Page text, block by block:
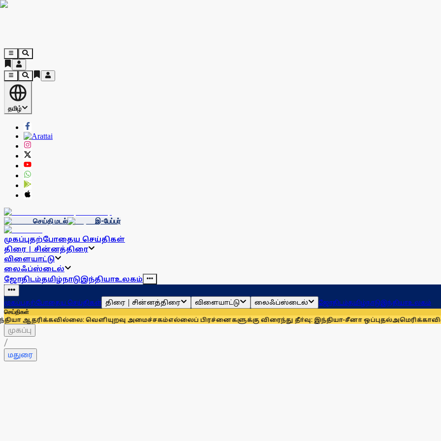
தமிழ்
செய்தி மடல் இ-பேப்பர்
முகப்புதற்போதைய செய்திகள்
திரை | சின்னத்திரை
விளையாட்டு
லைஃப்ஸ்டைல்
ஜோதிடம்தமிழ்நாடுஇந்தியாஉலகம்
முகப்புதற்போதைய செய்திகள் திரை | சின்னத்திரை விளையாட்டு லைஃப்ஸ்டைல் ஜோதிடம்தமிழ்நாடுஇந்தியாஉலகம்
செய்திகள்
வெளியுறவு அமைச்சகம்எல்லைப் பிரச்னைகளுக்கு விரைந்து தீா்வு: இந்தியா-சீனா ஒப்புதல்அமெரிக்காவில்
முகப்பு
/
மதுரை